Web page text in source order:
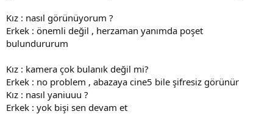
a
n
h
Kız : nasıl görünüyorum ?
Erkek : önemli değil , herzaman yanımda poşet
bulundururum
Kız : kamera çok bulanık değil mi?
Erkek : no problem , abazaya cine5 bile şifresiz görünür
Kız : nasıl yaniuuu ?
Erkek : yok bişi sen devam et